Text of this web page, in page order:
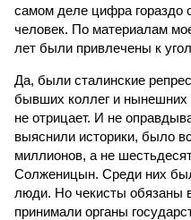
самом деле цифра гораздо
человек. По материалам
лет были привлечены к
Да, были сталинские
бывших коллег и нынешних
не отрицает. И не
выяснили историки, было
миллионов, а не
Солженицын. Среди них
люди. Но чекисты обязаны
принимали органы